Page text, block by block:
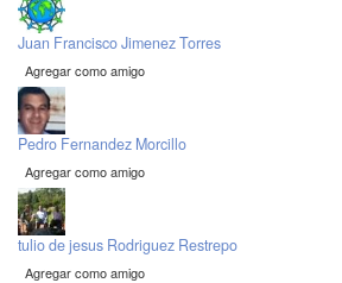
Juan Francisco Jimenez Torres
Agregar como amigo
Pedro Fernandez Morcillo
Agregar como amigo
tulio de jesus Rodriguez Restrepo
Agregar como amigo